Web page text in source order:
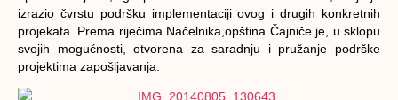
izrazio čvrstu podršku implementaciji ovog i drugih konkretnih
projekata. Prema riječima Načelnika,opština Čajniče je, u sklopu
svojih mogućnosti, otvorena za saradnju i pružanje podrške
projektima zapošljavanja.